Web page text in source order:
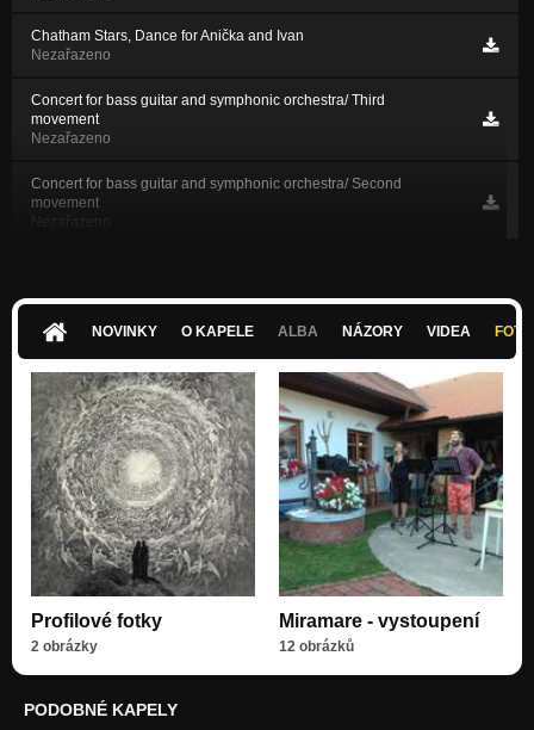
Chatham Stars, Dance for Anička and Ivan
Nezařazeno
Concert for bass guitar and symphonic orchestra/ Third
movement
Nezařazeno
Concert for bass guitar and symphonic orchestra/ Second
movement
Nezařazeno
Nezařazeno
Nezařazeno
Jaro a mír (70 taktů pro Jaromíra Helešice)
Nezařazeno
Velká ryba/ The big fish (part 4, version 1)
Nezařazeno
Velká ryba/ The big fish (part 3)
Nezařazeno
Velká ryba/ The big fish (part 2, version 1)
Nezařazeno
Velká ryba/ The big fish (part 1, version 1)
NOVINKY O KAPELE ALBA NÁZORY VIDEA
Profilové fotky
2 obrázky
Miramare - vystoupení
12 obrázků
PODOBNÉ KAPELY